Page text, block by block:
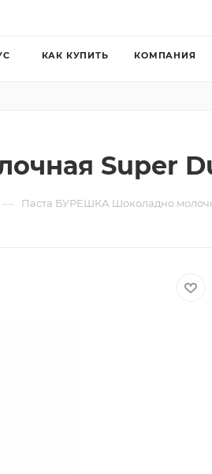
КАК КУПИТЬ КОМПАНИЯ
Super
— Паста БУРЕШКА Шоколадно